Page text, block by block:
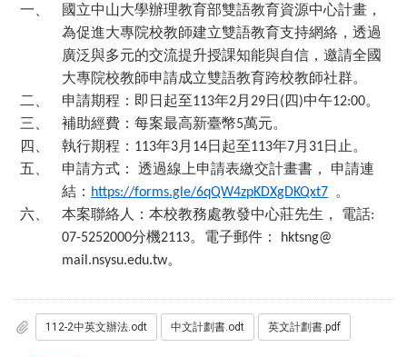
一、
國立中山大學辦理教育部雙語教育資源中心計畫，
為促進大專院校教師建立雙語教育支持網絡，透過
廣泛與多元的交流提升授課知能與自信，邀請全國
大專院校教師申請成立雙語教育跨校教師社群。
二、
申請期程：即日起至113年2月 29日 ( 四)中午12:00。
三、
補助經費：每案最高新臺幣5萬元。
四、
執行期程： 113年3月 14日起至113年7月 31日止。
五、
申請方式： 透過線上申請表繳交計畫書，
申請連
結： https://forms.gle/6qQW4zpKDXgDKQxt7
。
六、
本案聯絡人：本校教務處教發中心莊先生， 電話:
07-5252000分機2113。電子郵件：
hktsng@
mail.nsysu.edu.tw。
112-2中英文辦法.odt 中文計劃書.odt 英文計劃書.pdf